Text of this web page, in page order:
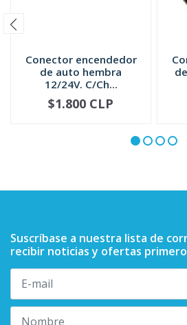
Conector encendedor
de auto hembra
12/24V. C/Ch...
+
$1.800 CLP
Suscríbase a nuestra lista de
recibir noticias y ofertas